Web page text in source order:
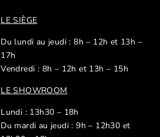
LE SIÈGE
Du lundi au jeudi : 8h – 12h et 13h –
17h
Vendredi : 8h – 12h et 13h – 15h
LE SHOWROOM
Lundi : 13h30 – 18h
Du mardi au jeudi : 9h – 12h30 et